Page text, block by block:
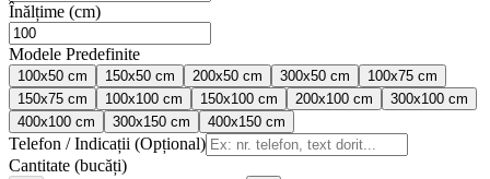
Înălțime (cm)
Modele Predefinite
100x50 cm 150x50 cm 200x50 cm 300x50 cm
100x75 cm
150x75 cm
100x100 cm 150x100 cm 200x100 cm
300x100 cm
400x100 cm
300x150 cm 400x150 cm
Telefon / Indicații (Opțional)
Cantitate (bucăți)